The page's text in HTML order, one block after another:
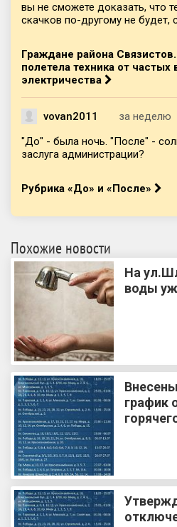
вы не сможете доказать, что
скачков по-другому не будет,
Граждане района
полетела техника от частых
электричества
vovan2011 за неделю
"До" - была ночь. "После" -
заслуга администрации?
Рубрика «До» и «После»
Похожие новости
На
воды
график